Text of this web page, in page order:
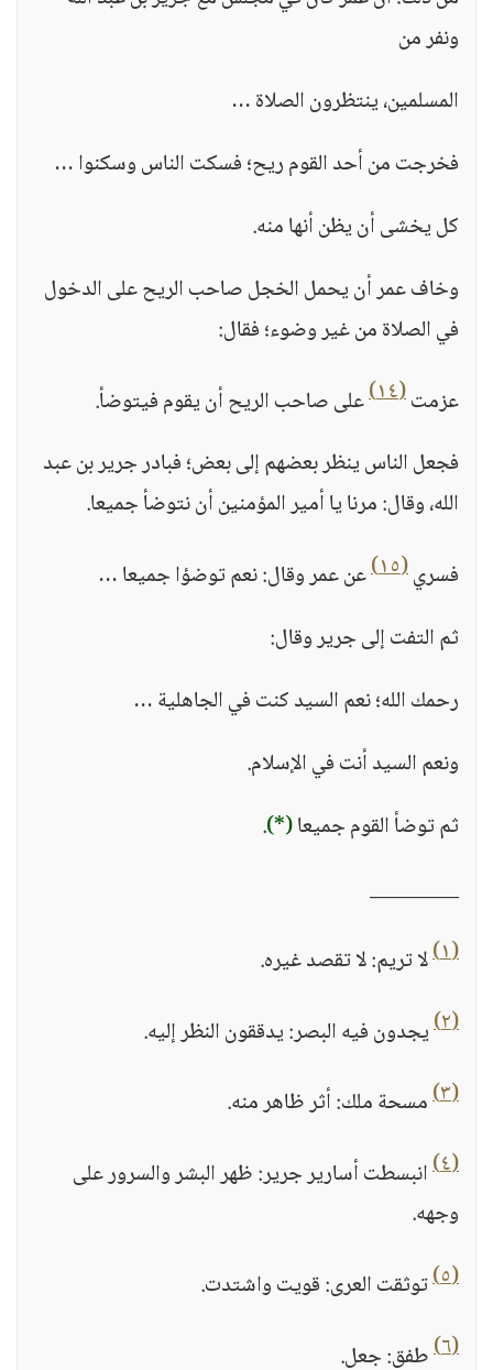
ونفر من
المسلمين، ينتظرون الصلاة …
فخرجت من أحد القوم ريح؛ فسكت الناس وسكنوا …
كل يخشى أن يظن أنها منه.
وخاف عمر أن يحمل الخجل صاحب الريح على الدخول
في الصلاة من غير وضوء؛ فقال:
عزمت(١٤)
على صاحب الريح أن يقوم فيتوضأ.
فجعل الناس ينظر بعضهم إلى بعض؛ فبادر جرير بن عبد
الله، وقال: مرنا يا أمير المؤمنين أن نتوضأ جميعا.
فسري(١٥)
عن عمر وقال: نعم توضؤا جميعا …
ثم التفت إلى جرير وقال:
رحمك الله؛ نعم السيد كنت في الجاهلية …
ونعم السيد أنت في الإسلام.
ثم توضأ القوم جميعا(*)
.
_________
(١)
لا تريم: لا تقصد غيره.
(٢)
يجدون فيه البصر: يدققون النظر إليه.
(٣)
مسحة ملك: أثر ظاهر منه.
(٤)
انبسطت أسارير جرير: ظهر البشر والسرور على
وجهه.
(٥)
توثقت العرى: قويت واشتدت.
(٦)
طفق: جعل.